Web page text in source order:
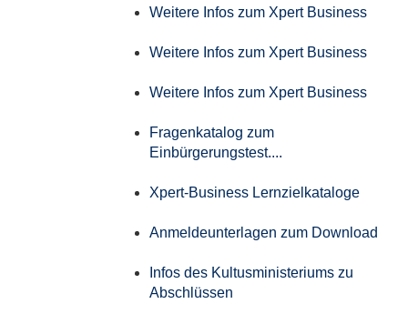
Weitere Infos zum Xpert Business
Weitere Infos zum Xpert Business
Weitere Infos zum Xpert Business
Fragenkatalog zum
Einbürgerungstest....
Xpert-Business Lernzielkataloge
Anmeldeunterlagen zum Download
Infos des Kultusministeriums zu
Abschlüssen